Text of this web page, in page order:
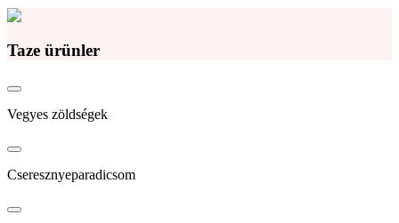
Taze ürünler
Vegyes zöldségek
Cseresznyeparadicsom